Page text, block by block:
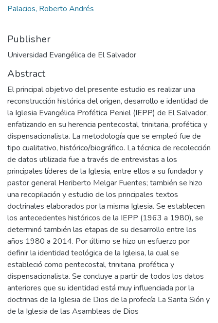
Palacios, Roberto Andrés
Publisher
Universidad Evangélica de El Salvador
Abstract
El principal objetivo del presente estudio es realizar una
reconstrucción histórica del origen, desarrollo e identidad de
la Iglesia Evangélica Profética Peniel (IEPP) de El Salvador,
enfatizando en su herencia pentecostal, trinitaria, profética y
dispensacionalista. La metodología que se empleó fue de
tipo cualitativo, histórico/biográfico. La técnica de recolección
de datos utilizada fue a través de entrevistas a los
principales líderes de la Iglesia, entre ellos a su fundador y
pastor general Heriberto Melgar Fuentes; también se hizo
una recopilación y estudio de los principales textos
doctrinales elaborados por la misma Iglesia. Se establecen
los antecedentes históricos de la IEPP (1963 a 1980), se
determinó también las etapas de su desarrollo entre los
años 1980 a 2014. Por último se hizo un esfuerzo por
definir la identidad teológica de la Igleisa, la cual se
estableció como pentecostal, trinitaria, profética y
dispensacionalista. Se concluye a partir de todos los datos
anteriores que su identidad está muy influenciada por la
doctrinas de la Iglesia de Dios de la profecía La Santa Sión y
de la Iglesia de las Asambleas de Dios